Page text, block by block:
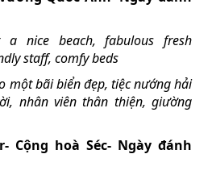
a nice beach, fabulous fresh
staff, comfy beds
một bãi biển đẹp, tiệc nướng hải
nhân viên thân thiện, giường
Cộng hoà Séc- Ngày đánh